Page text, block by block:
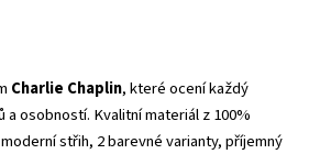
Charlie Chaplin, které ocení každý
osobností. Kvalitní materiál z 100%
střih, 2 barevné varianty, příjemný